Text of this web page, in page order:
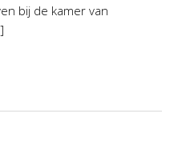
bij de kamer van